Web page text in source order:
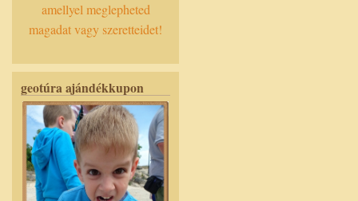
amellyel meglepheted
magadat vagy szeretteidet!
geotúra ajándékkupon